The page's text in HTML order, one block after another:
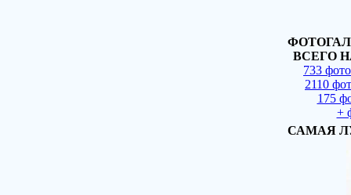
ВСЕГО
733
2110
175
+
САМАЯ